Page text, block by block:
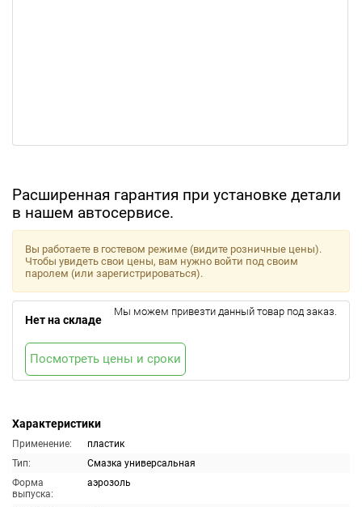
Расширенная гарантия при установке детали
в нашем автосервисе.
Характеристики
Применение:
пластик
Тип:
Смазка универсальная
Форма
выпуска:
аэрозоль
Вы работаете в гостевом режиме (видите розничные цены).
Чтобы увидеть свои цены, вам нужно войти под своим
паролем (или зарегистрироваться).
Нет на складе
Мы можем привезти данный товар под заказ.
Посмотреть цены и сроки